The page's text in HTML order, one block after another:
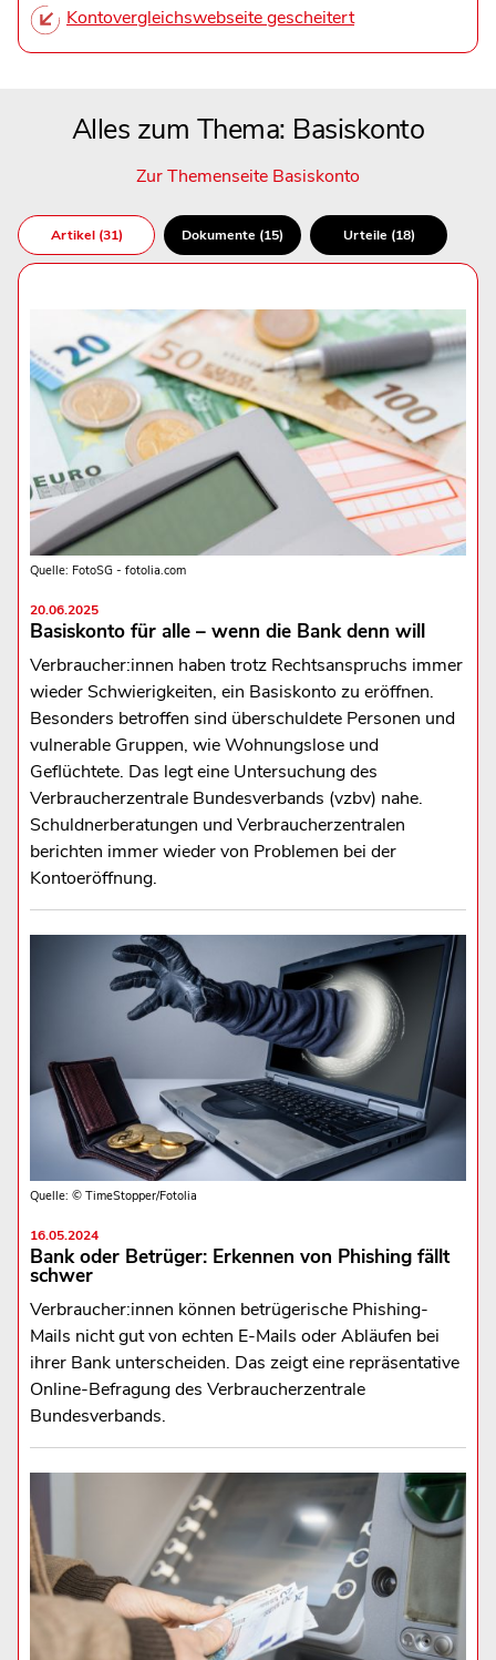
Kontovergleichswebseite gescheitert
Alles zum Thema: Basiskonto
Zur Themenseite Basiskonto
Artikel (31) Dokumente (15) Urteile (18)
Quelle: FotoSG - fotolia.com
20.06.2025
Basiskonto für alle – wenn die Bank denn will
Verbraucher:innen haben trotz Rechtsanspruchs immer
wieder Schwierigkeiten, ein Basiskonto zu eröffnen.
Besonders betroffen sind überschuldete Personen und
vulnerable Gruppen, wie Wohnungslose und
Geflüchtete. Das legt eine Untersuchung des
Verbraucherzentrale Bundesverbands (vzbv) nahe.
Schuldnerberatungen und Verbraucherzentralen
berichten immer wieder von Problemen bei der
Kontoeröffnung.
Quelle: © TimeStopper/Fotolia
16.05.2024
Bank oder Betrüger: Erkennen von Phishing fällt
schwer
Verbraucher:innen können betrügerische Phishing-
Mails nicht gut von echten E-Mails oder Abläufen bei
ihrer Bank unterscheiden. Das zeigt eine repräsentative
Online-Befragung des Verbraucherzentrale
Bundesverbands.